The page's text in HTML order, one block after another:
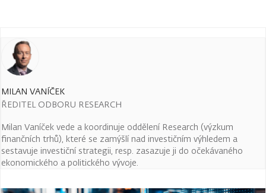
MILAN VANÍČEK
ŘEDITEL ODBORU RESEARCH
Milan Vaníček vede a koordinuje oddělení Research (výzkum
finančních trhů), které se zamýšlí nad investičním výhledem a
sestavuje investiční strategii, resp. zasazuje ji do očekávaného
ekonomického a politického vývoje.